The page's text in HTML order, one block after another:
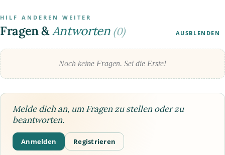
HILF ANDEREN WEITER
Fragen &Antworten (0) AUSBLENDEN
Noch keine Fragen. Sei die Erste!
Melde dich an, um Fragen zu stellen oder zu
beantworten.
Anmelden Registrieren